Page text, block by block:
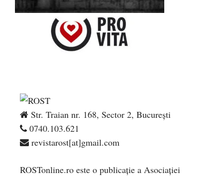
Str. Traian nr. 168, Sector 2, București
0740.103.621
revistarost[at]gmail.com
ROSTonline.ro este o publicaţie a Asociaţiei